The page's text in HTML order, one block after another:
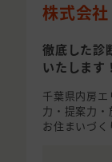
株式会
徹底した診
いたします！
千葉県内房
力・提案力
お住まいづく